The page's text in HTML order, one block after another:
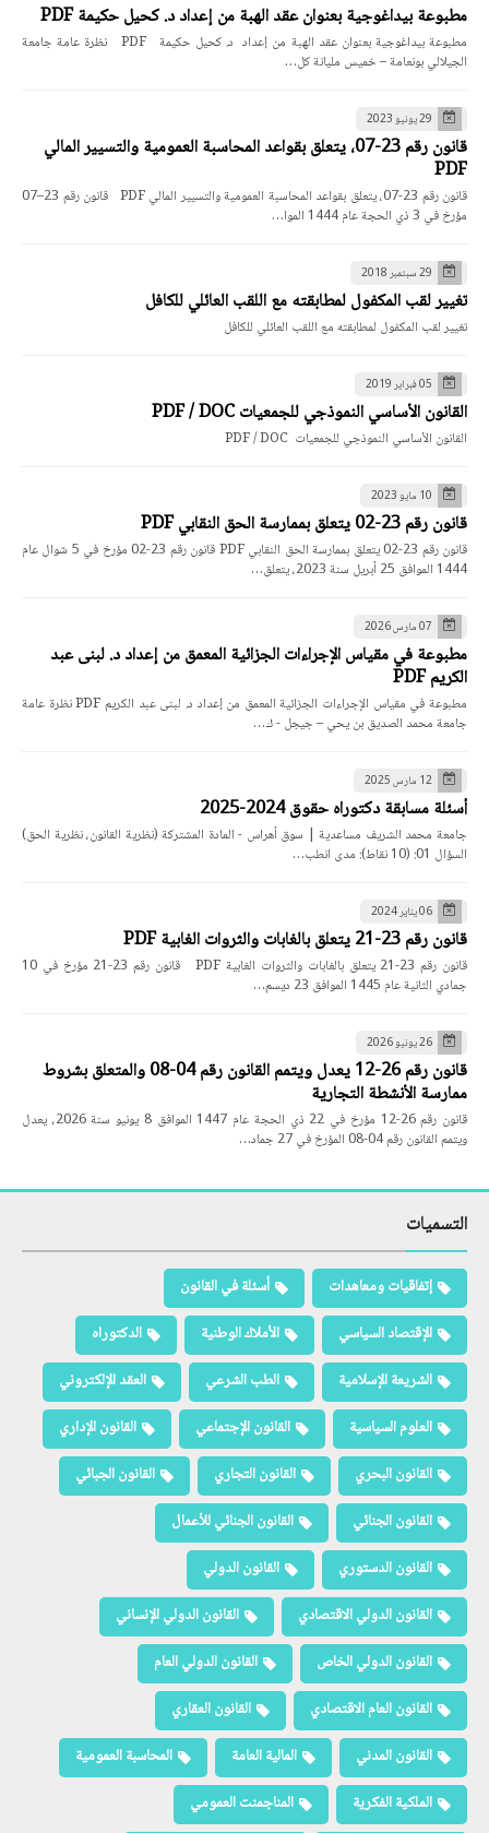
مطبوعة بيداغوجية بعنوان عقد الهبة من إعداد د. كحيل حكيمة PDF
مطبوعة بيداغوجية بعنوان عقد الهبة من إعداد د. كحيل حكيمة PDF نظرة عامة جامعة
الجيلالي بونعامة – خميس مليانة كل…
29 يونيو 2023
قانون رقم 23-07، يتعلق بقواعد المحاسبة العمومية والتسيير المالي
PDF
قانون رقم 23-07، يتعلق بقواعد المحاسبة العمومية والتسيير المالي PDF قانون رقم 23–07
مؤرخ في 3 ذي الحجة عام 1444 الموا…
29 سبتمبر 2018
تغيير لقب المكفول لمطابقته مع اللقب العائلي للكافل
تغيير لقب المكفول لمطابقته مع اللقب العائلي للكافل
05 فبراير 2019
القانون الأساسي النموذجي للجمعيات PDF / DOC
القانون الأساسي النموذجي للجمعيات PDF / DOC
10 مايو 2023
قانون رقم 23-02 يتعلق بممارسة الحق النقابي PDF
قانون رقم 23-02 يتعلق بممارسة الحق النقابي PDF قانون رقم 23-02 مؤرخ في 5 شوال عام
1444 الموافق 25 أبريل سنة 2023، يتعلق…
07 مارس 2026
مطبوعة في مقياس الإجراءات الجزائية المعمق من إعداد د. لبنى عبد
الكريم PDF
مطبوعة في مقياس الإجراءات الجزائية المعمق من إعداد د. لبنى عبد الكريم PDF نظرة عامة
جامعة محمد الصديق بن يحي – جيجل - ك…
12 مارس 2025
أسئلة مسابقة دكتوراه حقوق 2024-2025
جامعة محمد الشريف مساعدية | سوق أهراس - المادة المشتركة (نظرية القانون، نظرية الحق)
السؤال 01: (10 نقاط): مدى انطب…
06 يناير 2024
قانون رقم 23-21 يتعلق بالغابات والثروات الغابية PDF
قانون رقم 23-21 يتعلق بالغابات والثروات الغابية PDF قانون رقم 23-21 مؤرخ في 10
جمادي الثانية عام 1445 الموافق 23 ديسم…
26 يونيو 2026
قانون رقم 26-12 يعدل ويتمم القانون رقم 04-08 والمتعلق بشروط
ممارسة الأنشطة التجارية
قانون رقم 26-12 مؤرخ في 22 ذي الحجة عام 1447 الموافق 8 يونيو سنة 2026، يعدل
ويتمم القانون رقم 04-08 المؤرخ في 27 جماد…
التسميات
إتفاقيات ومعاهدات
أسئلة في القانون
الإقتصاد السياسي
الأملاك الوطنية
الدكتوراه
الشريعة الإسلامية
الطب الشرعي
العقد الإلكتروني
العلوم السياسية
القانون الإجتماعي
القانون الإداري
القانون البحري
القانون التجاري
القانون الجبائي
القانون الجنائي
القانون الجنائي للأعمال
القانون الدستوري
القانون الدولي
القانون الدولي الاقتصادي
القانون الدولي الإنساني
القانون الدولي الخاص
القانون الدولي العام
القانون العام الاقتصادي
القانون العقاري
القانون المدني
المالية العامة
المحاسبة العمومية
الملكية الفكرية
المناجمنت العمومي